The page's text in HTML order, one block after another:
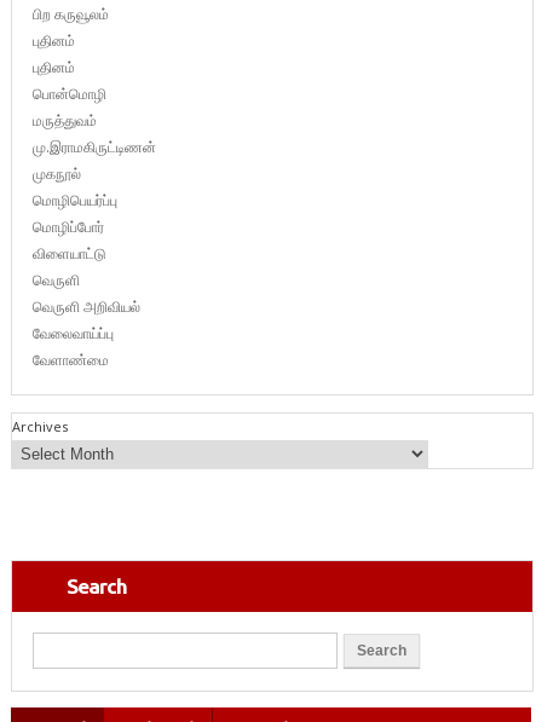
பிற கருவூலம்
புதினம்
புதினம்
பொன்மொழி
மருத்துவம்
மு.இராமகிருட்டிணன்
முகநூல்
மொழிபெயர்ப்பு
மொழிப்போர்
விளையாட்டு
வெருளி
வெருளி அறிவியல்
வேலைவாய்ப்பு
வேளாண்மை
Archives
Search